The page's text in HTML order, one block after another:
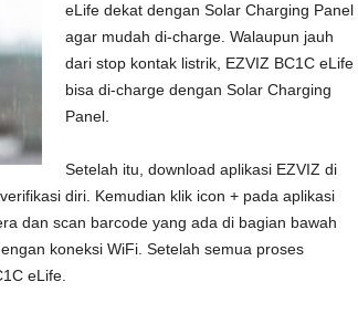
eLife dekat dengan Solar Charging Panel
agar mudah di-charge. Walaupun jauh
dari stop kontak listrik, EZVIZ BC1C eLife
bisa di-charge dengan Solar Charging
Panel.
Setelah itu, download aplikasi EZVIZ di
diri. Kemudian klik icon + pada aplikasi
dan scan barcode yang ada di bagian bawah
koneksi WiFi. Setelah semua proses
eLife.